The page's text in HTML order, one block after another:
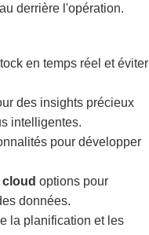
derrière l'opération.
en temps réel et éviter
des insights précieux
intelligentes.
pour développer
options pour
données.
la planification et les